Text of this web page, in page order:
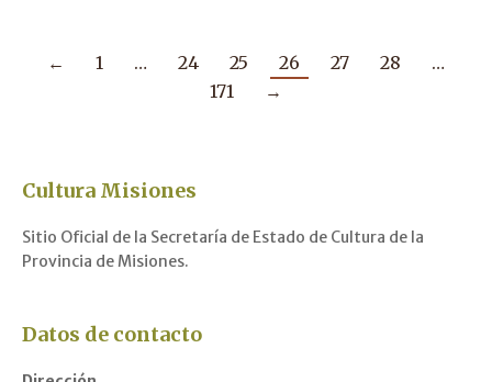
← 1 … 24 25 26 27 28
…
171
→
Cultura Misiones
Sitio Oficial de la Secretaría de Estado de Cultura de la
Provincia de Misiones.
Datos de contacto